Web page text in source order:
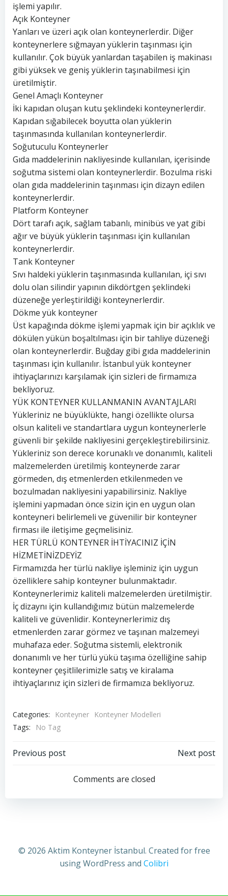
işlemi yapılır.
Açık Konteyner
Yanları ve üzeri açık olan konteynerlerdir. Diğer
konteynerlere sığmayan yüklerin taşınması için
kullanılır. Çok büyük yanlardan taşabilen iş makinası
gibi yüksek ve geniş yüklerin taşınabilmesi için
üretilmiştir.
Genel Amaçlı Konteyner
İki kapıdan oluşan kutu şeklindeki konteynerlerdir.
Kapıdan sığabilecek boyutta olan yüklerin
taşınmasında kullanılan konteynerlerdir.
Soğutuculu Konteynerler
Gıda maddelerinin nakliyesinde kullanılan, içerisinde
soğutma sistemi olan konteynerlerdir. Bozulma riski
olan gıda maddelerinin taşınması için dizayn edilen
konteynerlerdir.
Platform Konteyner
Dört tarafı açık, sağlam tabanlı, minibüs ve yat gibi
ağır ve büyük yüklerin taşınması için kullanılan
konteynerlerdir.
Tank Konteyner
Sıvı haldeki yüklerin taşınmasında kullanılan, içi sıvı
dolu olan silindir yapının dikdörtgen şeklindeki
düzeneğe yerleştirildiği konteynerlerdir.
Dökme yük konteyner
Üst kapağında dökme işlemi yapmak için bir açıklık ve
dökülen yükün boşaltılması için bir tahliye düzeneği
olan konteynerlerdir. Buğday gibi gıda maddelerinin
taşınması için kullanılır. İstanbul yük konteyner
ihtiyaçlarınızı karşılamak için sizleri de firmamıza
bekliyoruz.
YÜK KONTEYNER KULLANMANIN AVANTAJLARI
Yükleriniz ne büyüklükte, hangi özellikte olursa
olsun kaliteli ve standartlara uygun konteynerlerle
güvenli bir şekilde nakliyesini gerçekleştirebilirsiniz.
Yükleriniz son derece korunaklı ve donanımlı, kaliteli
malzemelerden üretilmiş konteynerde zarar
görmeden, dış etmenlerden etkilenmeden ve
bozulmadan nakliyesini yapabilirsiniz. Nakliye
işlemini yapmadan önce sizin için en uygun olan
konteyneri belirlemeli ve güvenilir bir konteyner
firması ile iletişime geçmelisiniz.
HER TÜRLÜ KONTEYNER İHTİYACINIZ İÇİN
HİZMETİNİZDEYİZ
Firmamızda her türlü nakliye işleminiz için uygun
özelliklere sahip konteyner bulunmaktadır.
Konteynerlerimiz kaliteli malzemelerden üretilmiştir.
İç dizaynı için kullandığımız bütün malzemelerde
kaliteli ve güvenlidir. Konteynerlerimiz dış
etmenlerden zarar görmez ve taşınan malzemeyi
muhafaza eder. Soğutma sistemli, elektronik
donanımlı ve her türlü yükü taşıma özelliğine sahip
konteyner çeşitlilerimizle satış ve kiralama
ihtiyaçlarınız için sizleri de firmamıza bekliyoruz.
Categories: Konteyner
Konteyner Modelleri
Tags:
No Tag
Yazı
gezinmesi
Previous post
gezinmesi
Next post
Comments are closed
© 2026 Aktim Konteyner İstanbul. Created for free
using WordPress and Colibri